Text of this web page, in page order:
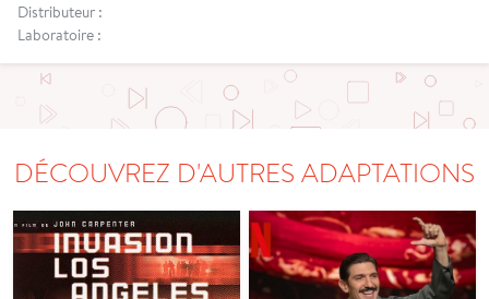
Distributeur :
Laboratoire :
DÉCOUVREZ D'AUTRES ADAPTATIONS